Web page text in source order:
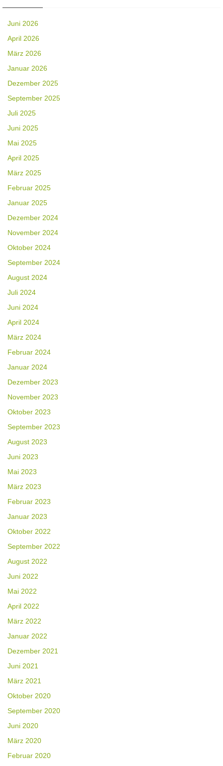
Juni 2026
April 2026
März 2026
Januar 2026
Dezember 2025
September 2025
Juli 2025
Juni 2025
Mai 2025
April 2025
März 2025
Februar 2025
Januar 2025
Dezember 2024
November 2024
Oktober 2024
September 2024
August 2024
Juli 2024
Juni 2024
April 2024
März 2024
Februar 2024
Januar 2024
Dezember 2023
November 2023
Oktober 2023
September 2023
August 2023
Juni 2023
Mai 2023
März 2023
Februar 2023
Januar 2023
Oktober 2022
September 2022
August 2022
Juni 2022
Mai 2022
April 2022
März 2022
Januar 2022
Dezember 2021
Juni 2021
März 2021
Oktober 2020
September 2020
Juni 2020
März 2020
Februar 2020